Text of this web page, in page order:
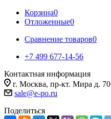
Корзина0
Отложенные0
Сравнение товаров0
+7 499 677-14-56
Контактная информация
г. Москва, пр-кт. Мира д. 70
sale@e-po.ru
Поделиться